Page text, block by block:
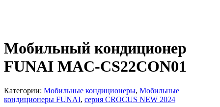
Мобильный кондиционер
FUNAI MAC-CS22CON01
Категории: Мобильные кондиционеры, Мобильные
кондиционеры FUNAI, серия CROCUS NEW 2024